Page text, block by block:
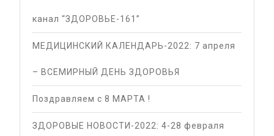
канал “ЗДОРОВЬЕ-161”
МЕДИЦИНСКИЙ КАЛЕНДАРЬ-2022: 7 апреля
– ВСЕМИРНЫЙ ДЕНЬ ЗДОРОВЬЯ
Поздравляем с 8 МАРТА !
ЗДОРОВЫЕ НОВОСТИ-2022: 4-28 февраля